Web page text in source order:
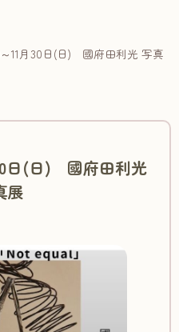
)～11月30日(日) 國府田利光 写真
日(日) 國府田利光
展